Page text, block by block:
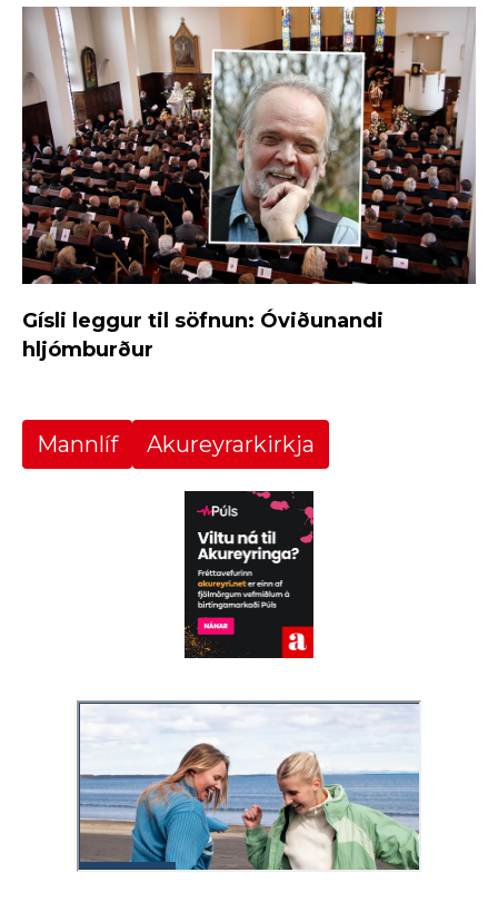
Gísli leggur til söfnun: Óviðunandi
hljómburður
Mannlíf Akureyrarkirkja